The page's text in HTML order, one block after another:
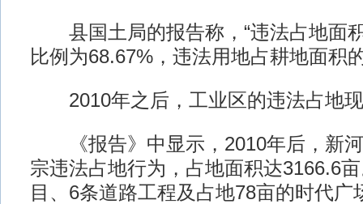
县国土局的报告称，“违法占地面
比例为68.67%，违法用地占耕地面积
2010年之后，工业区的违法占地现
《报告》中显示，2010年后，新河
宗违法占地行为，占地面积达3166.6
目、6条道路工程及占地78亩的时代广